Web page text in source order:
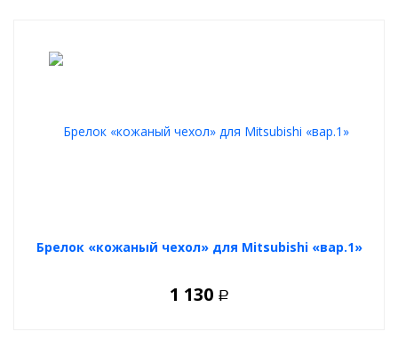
Брелок «кожаный чехол» для Mitsubishi «вар.1»
1 130 Р